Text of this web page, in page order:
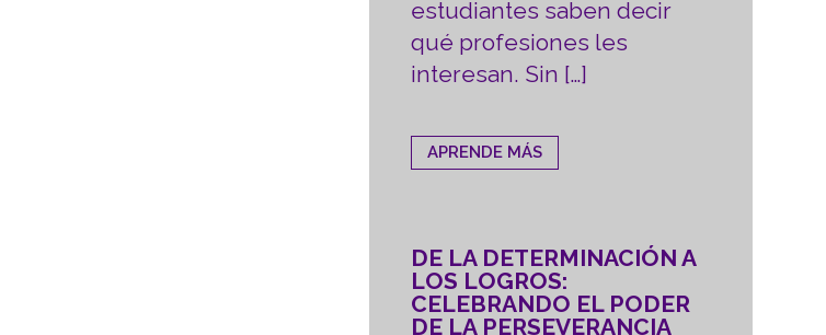
estudiantes saben decir
qué profesiones les
interesan. Sin […]
APRENDE MÁS
DE LA DETERMINACIÓN A
LOS LOGROS:
CELEBRANDO EL PODER
DE LA PERSEVERANCIA